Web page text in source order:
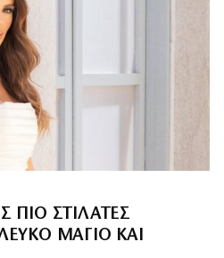
ΠΙΟ ΣΤΙΛΆΤΕΣ
ΜΑΓΙΌ ΚΑΙ